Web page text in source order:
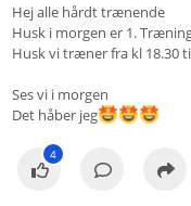
Hej alle hårdt trænende
Husk i morgen er 1.
Husk vi træner fra kl 18.30
Ses vi i morgen
Det håber jeg
4